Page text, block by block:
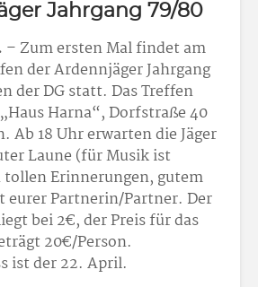
Jahrgang 79/80
– Zum ersten Mal findet am
der Ardennjäger Jahrgang
der DG statt. Das Treffen
Harna“, Dorfstraße 40
Ab 18 Uhr erwarten die Jäger
Laune (für Musik ist
tollen Erinnerungen, gutem
Partnerin/Partner. Der
bei 2€, der Preis für das
20€/Person.
ist der 22. April.